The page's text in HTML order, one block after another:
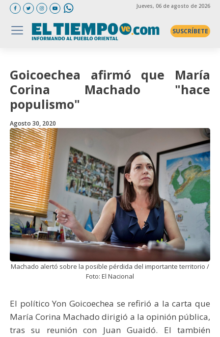
Jueves, 06 de agosto de 2026
SUSCRÍBETE
Goicoechea afirmó que María
Corina Machado "hace
populismo"
Agosto 30, 2020
Machado alertó sobre la posible pérdida del importante territorio /
Foto: El Nacional
El político Yon Goicoechea se refirió a la carta que
María Corina Machado dirigió a la opinión pública,
tras su reunión con Juan Guaidó. El también